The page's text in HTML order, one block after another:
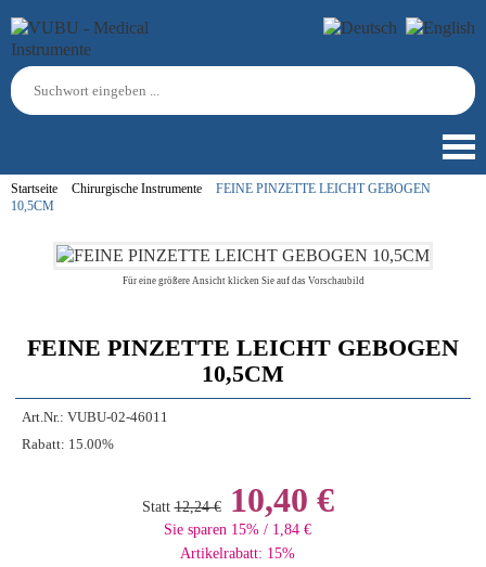
Startseite Chirurgische Instrumente
FEINE PINZETTE LEICHT GEBOGEN
10,5CM
Für eine größere Ansicht klicken Sie auf das Vorschaubild
FEINE PINZETTE LEICHT GEBOGEN
10,5CM
Art.Nr.: VUBU-02-46011
Rabatt: 15.00%
Statt 12,24 €10,40 €
Sie sparen 15% / 1,84 €
Artikelrabatt: 15%